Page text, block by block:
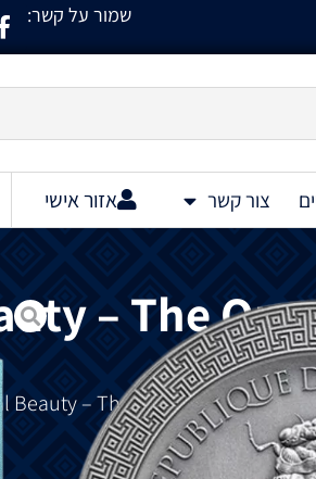
שמור על קשר:
צור קשר אזור אישי
– The
Coin
גבוה Celestial Beauty – The Oreads 5 Oz 2023